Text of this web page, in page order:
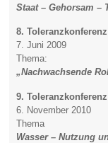
Staat – Gehorsam –
8. Toleranzkonferenz
7. Juni 2009
Thema:
„Nachwachsende
9. Toleranzkonferenz
6. November 2010
Thema
Wasser – Nutzung